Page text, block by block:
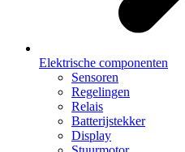
Elektrische componenten
Sensoren
Regelingen
Relais
Batterijstekker
Display